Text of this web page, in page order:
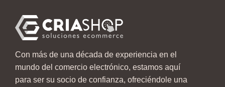
Con más de una década de experiencia en el
mundo del comercio electrónico, estamos aquí
para ser su socio de confianza, ofreciéndole una